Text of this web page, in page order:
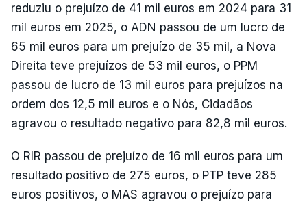
reduziu o prejuízo de 41 mil euros em 2024 para 31
mil euros em 2025, o ADN passou de um lucro de
65 mil euros para um prejuízo de 35 mil, a Nova
Direita teve prejuízos de 53 mil euros, o PPM
passou de lucro de 13 mil euros para prejuízos na
ordem dos 12,5 mil euros e o Nós, Cidadãos
agravou o resultado negativo para 82,8 mil euros.
O RIR passou de prejuízo de 16 mil euros para um
resultado positivo de 275 euros, o PTP teve 285
euros positivos, o MAS agravou o prejuízo para